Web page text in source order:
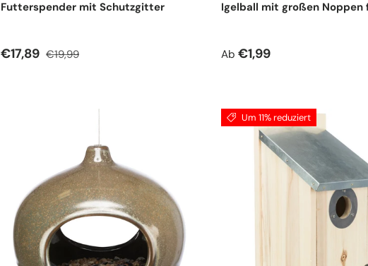
Futterspender mit Schutzgitter
Verkaufspreis
€17,89 Normaler Preis
€19,99
Igelball mit großen Noppen
Normaler Preis
Ab €1,99
Um 11% reduziert